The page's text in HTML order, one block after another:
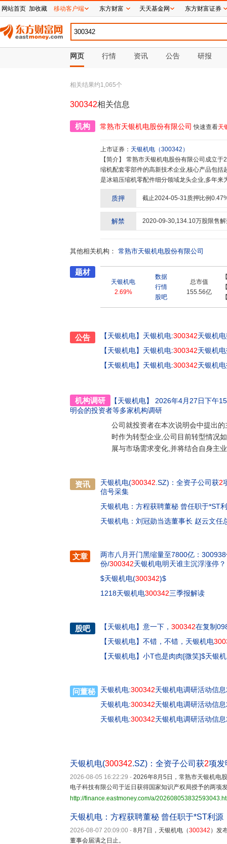
网页 行情 资讯 公告 研报
相关结果约1,065个
300342相关信息
机构 常熟市天银机电股份有限公司 快速查看天
上市证券： 天银机电 （300342 ）
【简介】
缩机配套零部件的高新技术企业,核心产品包
是冰箱压缩机零配件细分领域龙头企业,多年
和检测中心,获得“国家火炬计划重点高新技术
走在国内外同行业前列。公司以管理精细化
质押 截止2024-05-31质押比例0.47
解禁 2020-09-30,134.10万股限售
其他相关机构： 常熟市天银机电股份有限公司
题材
天银机电
2.69%
数据
行情
股吧
总市值
155.56亿
公告 【天银机电】 天银机电:300342天银机
【天银机电】 天银机电:300342天银机
【天银机电】 天银机电:300342天银机
机构调研 【天银机电】
2026年4月27日下午
明会的投资者等多家机构调研
公司就投资者在本次说明会中提出
时作为转型企业,公司目前转型情况
展与市场需求变化,并将结合自身主
资讯 天银机电(300342 .SZ)：全资子公司获2
信号采集
天银机电：方程获聘董秘 曾任职于*ST
天银机电：刘冠勋当选董事长 赵云文任
文章
两市八月开门黑缩量至7800亿：
份/300342天银机电明天谁主沉浮涨停？
$天银机电(300342)$
1218天银机电300342三季报解读
股吧 【天银机电】 意一下， 300342在复制
【天银机电】 不错，不错，天银机电
【天银机电】 小T也是肉肉[微笑]$天银
问董秘 天银机电:300342天银机电调研活动信
天银机电:300342天银机电调研活动信
天银机电:300342天银机电调研活动信
天银机电(300342.SZ)：全资子公司获2项发
2026-08-05 16:22:29 - 2026年8月5日，常熟市天银机电
电子科技有限公司于近日获得国家知识产权局授予的两项
http://finance.eastmoney.com/a/
天银机电：方程获聘董秘 曾任职于*ST利源
2026-08-07 20:09:00 - 8月7日，天银机电（300342 ）发
董事会届满之日止。
网站首页 加收藏 移动客户端 东方财富 天天基金网 东方财富证券